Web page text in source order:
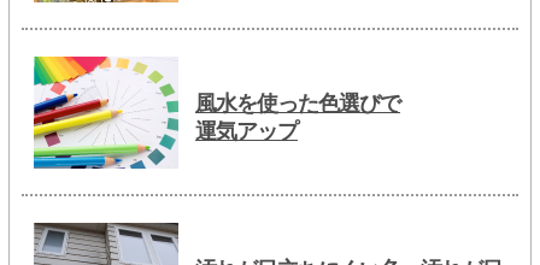
風水を使った色選びで
運気アップ